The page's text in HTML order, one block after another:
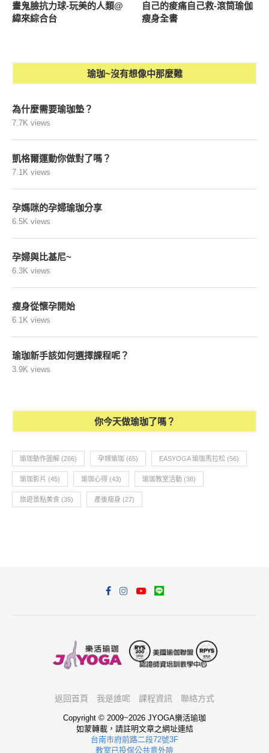
畫鬼臉抗力球-玩美的人類@
緯來綜合台
自己的痠痛自己救-滾筒瑜伽
瘦身全書
瑜珈~沒有想像中那麼難
為什麼需要瑜珈墊？
7.7K views
凱格爾運動你做對了嗎？
7.1K views
孕媽咪的孕婦瑜珈分享
6.5K views
孕婦與比基尼~
6.3K views
瘦身從懷孕開始
6.1K views
瑜珈新手該如何選擇課程呢？
3.9K views
你今天做瑜珈了嗎？
瑜珈動作圖解 (266) 孕婦瑜珈 (65) EASYOGA 瑜珈馬拉松 (56)
瑜珈影片 (45) 瑜珈心得 (43) 瑜珈教室活動 (38)
旅遊景點美食 (35) 產後瘦身 (27)
返回首頁 我是誰呢 課程資訊 聯絡方式
Copyright © 2009~2026 JYOGA樂活瑜珈
如蒙轉載，請註明文章之網址連結
台南市府前路二段72號3F
教室已投保公共意外險